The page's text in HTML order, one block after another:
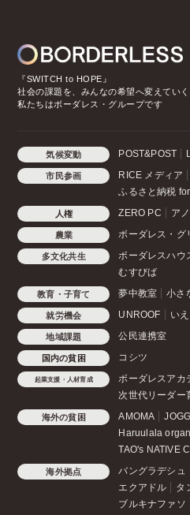
『SWITCH to HOPE』
社会の課題を、みんなの希望へ変えていく
私たちはボーダレス・グループです
気候変動 POST&POST
市民参画 RICE メディア
ふるさと納税
人権 ZERO PC ア
農業 ボーダレス・グ
多文化共生 ボーダレスハウ
むすびば
教育・子育て 夢中教室 小さ
就労機会 UNROOF い
地域課題 公民連携室
国内の貧困 コシツ
起業支援・人材育成
ボーダレスアカ
次世代リーダー
海外の貧困 AMOMA
Haruulala
TAO's NATIVE
海外拠点 バングラデシュ
エクアドル
タ
ブルキナファソ